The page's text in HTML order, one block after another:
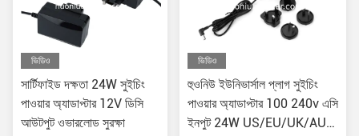
ভিডিও
সার্টিফাইড দক্ষতা 24W সুইচিং
পাওয়ার অ্যাডাপ্টার 12V ডিসি
আউটপুট ওভারলোড সুরক্ষা
ভিডিও
হুওনিউ ইউনিভার্সাল প্লাগ সুইচিং
পাওয়ার অ্যাডাপ্টার 100 240v এসি
ইনপুট 24W US/EU/UK/AU